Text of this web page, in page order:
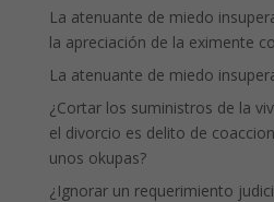
La atenuante de miedo
la apreciación de la eximente
La atenuante de miedo
¿Cortar los suministros de la
el divorcio es delito de
unos okupas?
¿Ignorar un requerimiento